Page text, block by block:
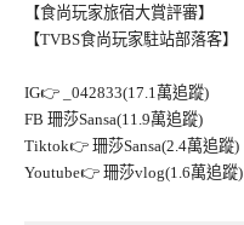
【食尚玩家旅宿大賞評審】
【TVBS食尚玩家駐站部落客】
IG👉
_042833(17.1萬追蹤)
FB 珊莎Sansa(11.9萬追蹤)
Tiktok👉 珊莎Sansa(2.4萬追蹤)
Youtube👉 珊莎vlog(1.6萬追蹤)